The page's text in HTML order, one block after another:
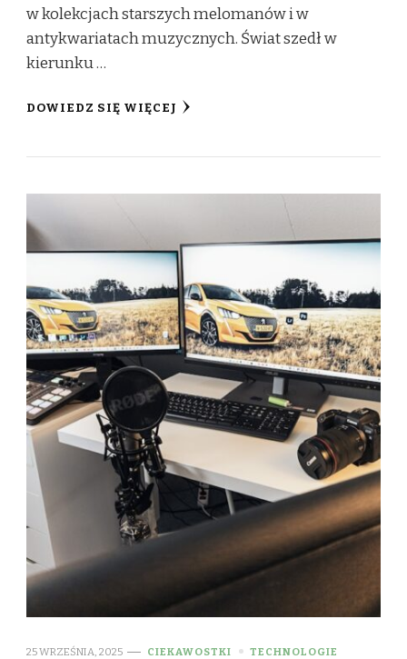
w kolekcjach starszych melomanów i w
antykwariatach muzycznych. Świat szedł w
kierunku …
DOWIEDZ SIĘ WIĘCEJ
25 WRZEŚNIA, 2025 CIEKAWOSTKI TECHNOLOGIE